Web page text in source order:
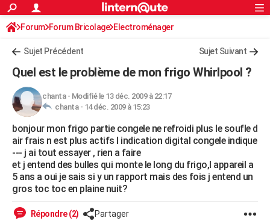
ACTUALITÉS
Politique
Société
Faits Divers
Education
Monde
Villes
+
FINANCE
Retraite
Impôts
Epargne
Immobilier
Risques naturels par ville
Banque
Assurance
Crédit
AUTO
Essais
Réserver un essai
Citadines
Berlines
SUV
Forum auto
+HIGH-TECH
Mobiles
Meilleur smartphone
Internet
Ordinateurs
Jeux vidéo
Guide high-tech
BRICOLAGE
Forum
Aménagement intérieur
Extérieur
Cuisine
Salle de bains
Jardinage
Rangement
WEEK-END
Guides de France
Escapades
Patrimoine
Expositions
Musées
Week-end nature
LIFESTYLE
S'inscrire
Connexion
Forum Forum Bricolage Electroménager
Sujet Précédent Sujet Suivant
Quel est le problème de mon frigo Whirlpool ?
chanta- Modifié le 13 déc. 2009 à 22:17
chanta - 14 déc. 2009 à 15:23
bonjour mon frigo partie congele ne refroidi plus le soufle d
air frais n est plus actifs l indication digital congele indique
--- j ai tout essayer , rien a faire
et j entend des bulles qui monte le long du frigo,l appareil a
5 ans a oui je sais si y un rapport mais des fois j entend un
gros toc toc en plaine nuit?
Répondre (2) Partager